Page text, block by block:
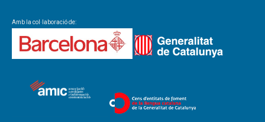
Amb la col·laboració de: